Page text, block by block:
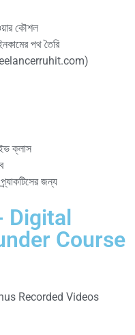
কৌশল
পথ তৈরি
ক্লাস
জন্য
Digital
Course
Recorded Videos